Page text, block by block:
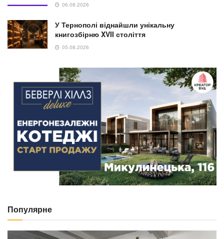
06.08.2026
У Тернополі віднайшли унікальну
книгозбірню XVII століття
05.08.2026
Популярне